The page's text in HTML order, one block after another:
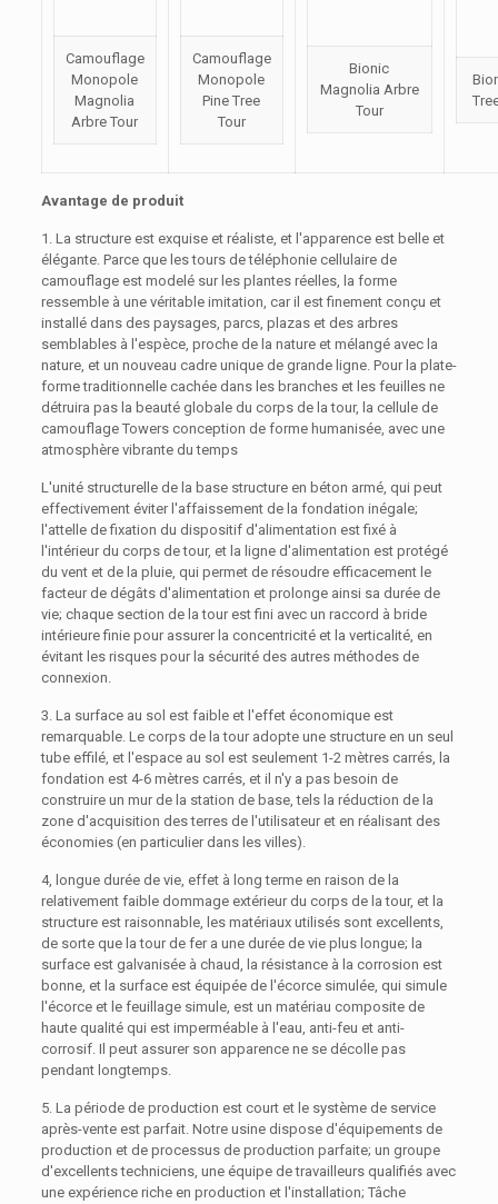
Camouflage
Monopole
Magnolia
Arbre Tour
Camouflage
Monopole
Pine Tree
Tour
Bionic
Magnolia Arbre
Tour
Avantage de produit
1. La structure est exquise et réaliste, et l'apparence est belle et
élégante. Parce que les tours de téléphonie cellulaire de
camouflage est modelé sur les plantes réelles, la forme
ressemble à une véritable imitation, car il est finement conçu et
installé dans des paysages, parcs, plazas et des arbres
semblables à l'espèce, proche de la nature et mélangé avec la
nature, et un nouveau cadre unique de grande ligne. Pour la plate-
forme traditionnelle cachée dans les branches et les feuilles ne
détruira pas la beauté globale du corps de la tour, la cellule de
camouflage Towers conception de forme humanisée, avec une
atmosphère vibrante du temps
L'unité structurelle de la base structure en béton armé, qui peut
effectivement éviter l'affaissement de la fondation inégale;
l'attelle de fixation du dispositif d'alimentation est fixé à
l'intérieur du corps de tour, et la ligne d'alimentation est protégé
du vent et de la pluie, qui permet de résoudre efficacement le
facteur de dégâts d'alimentation et prolonge ainsi sa durée de
vie; chaque section de la tour est fini avec un raccord à bride
intérieure finie pour assurer la concentricité et la verticalité, en
évitant les risques pour la sécurité des autres méthodes de
connexion.
3. La surface au sol est faible et l'effet économique est
remarquable. Le corps de la tour adopte une structure en un seul
tube effilé, et l'espace au sol est seulement 1-2 mètres carrés, la
fondation est 4-6 mètres carrés, et il n'y a pas besoin de
construire un mur de la station de base, tels la réduction de la
zone d'acquisition des terres de l'utilisateur et en réalisant des
économies (en particulier dans les villes).
4, longue durée de vie, effet à long terme en raison de la
relativement faible dommage extérieur du corps de la tour, et la
structure est raisonnable, les matériaux utilisés sont excellents,
de sorte que la tour de fer a une durée de vie plus longue; la
surface est galvanisée à chaud, la résistance à la corrosion est
bonne, et la surface est équipée de l'écorce simulée, qui simule
l'écorce et le feuillage simule, est un matériau composite de
haute qualité qui est imperméable à l'eau, anti-feu et anti-
corrosif. Il peut assurer son apparence ne se décolle pas
pendant longtemps.
5. La période de production est court et le système de service
après-vente est parfait. Notre usine dispose d'équipements de
production et de processus de production parfaite; un groupe
d'excellents techniciens, une équipe de travailleurs qualifiés avec
une expérience riche en production et l'installation; Tâche